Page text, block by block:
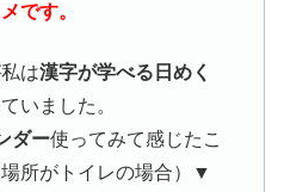
です。
は漢字が学べる日めく
いました。
ダー使ってみて感じたこ
所がトイレの場合）▼